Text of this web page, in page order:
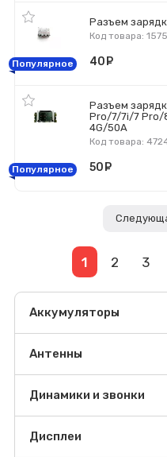
Разъем
Код товара:
Популярное 40
Разъем
Pro/7/7i/7
4G/50A
Код товара:
Популярное 50
1 2 3
Аккумуляторы
Антенны
Динамики и звонки
Дисплеи